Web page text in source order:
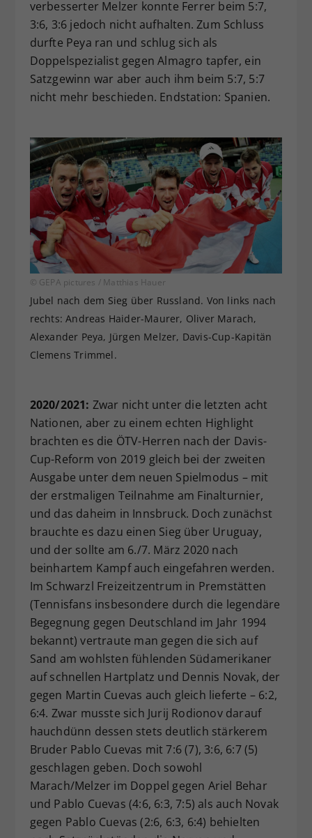
verbesserter Melzer konnte Ferrer beim 5:7,
3:6, 3:6 jedoch nicht aufhalten. Zum Schluss
durfte Peya ran und schlug sich als
Doppelspezialist gegen Almagro tapfer, ein
Satzgewinn war aber auch ihm beim 5:7, 5:7
nicht mehr beschieden. Endstation: Spanien.
© GEPA pictures / Matthias Hauer
Jubel nach dem Sieg über Russland. Von links nach
rechts: Andreas Haider-Maurer, Oliver Marach,
Alexander Peya, Jürgen Melzer, Davis-Cup-Kapitän
Clemens Trimmel.
2020/2021: Zwar nicht unter die letzten acht
Nationen, aber zu einem echten Highlight
brachten es die ÖTV-Herren nach der Davis-
Cup-Reform von 2019 gleich bei der zweiten
Ausgabe unter dem neuen Spielmodus – mit
der erstmaligen Teilnahme am Finalturnier,
und das daheim in Innsbruck. Doch zunächst
brauchte es dazu einen Sieg über Uruguay,
und der sollte am 6./7. März 2020 nach
beinhartem Kampf auch eingefahren werden.
Im Schwarzl Freizeitzentrum in Premstätten
(Tennisfans insbesondere durch die legendäre
Begegnung gegen Deutschland im Jahr 1994
bekannt) vertraute man gegen die sich auf
Sand am wohlsten fühlenden Südamerikaner
auf schnellen Hartplatz und Dennis Novak, der
gegen Martin Cuevas auch gleich lieferte – 6:2,
6:4. Zwar musste sich Jurij Rodionov darauf
hauchdünn dessen stets deutlich stärkerem
Bruder Pablo Cuevas mit 7:6 (7), 3:6, 6:7 (5)
geschlagen geben. Doch sowohl
Marach/Melzer im Doppel gegen Ariel Behar
und Pablo Cuevas (4:6, 6:3, 7:5) als auch Novak
gegen Pablo Cuevas (2:6, 6:3, 6:4) behielten